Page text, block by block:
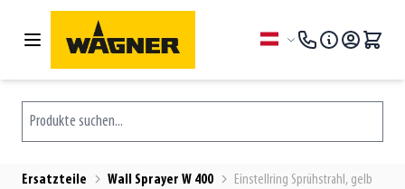
Zum Inhalt springen
Sprache
Produkte suchen...
Ersatzteile Wall Sprayer W 400 Einstellring Sprühstrahl, gelb